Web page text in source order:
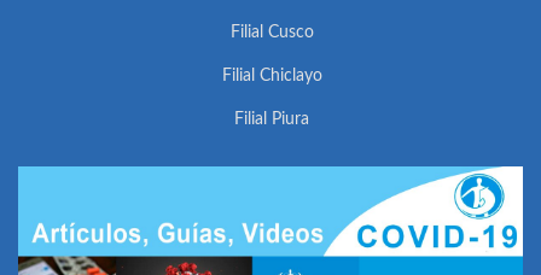
Filial Cusco
Filial Chiclayo
Filial Piura